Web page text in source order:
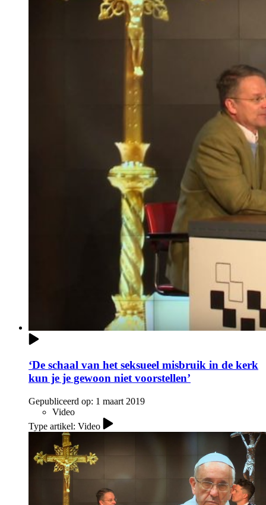
‘De schaal van het seksueel misbruik in de kerk
kun je je gewoon niet voorstellen’
Gepubliceerd op: 1 maart 2019
Video
Type artikel: Video